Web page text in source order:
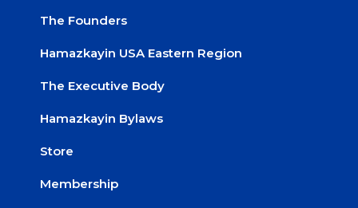
The Founders
Hamazkayin USA Eastern Region
The Executive Body
Hamazkayin Bylaws
Store
Membership